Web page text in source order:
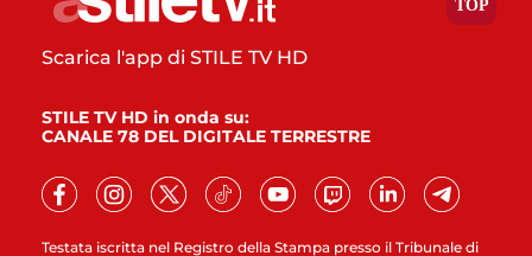
Testata iscritta nel Registro della Stampa presso il Tribunale di
Scarica l'app di STILE TV HD
STILE TV HD in onda su:
CANALE 78 DEL DIGITALE TERRESTRE